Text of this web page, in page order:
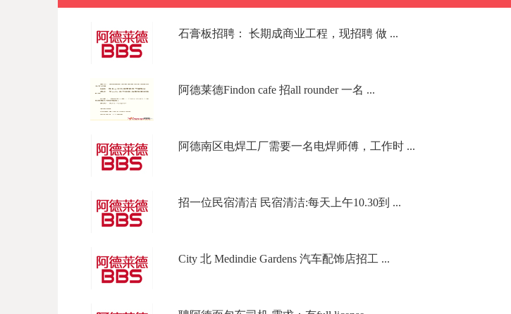
石膏板招聘： 长期成商业工程，现招聘 做 ...
阿德莱德Findon cafe 招all rounder 一名 ...
阿德南区电焊工厂需要一名电焊师傅，工作时 ...
招一位民宿清洁 民宿清洁:每天上午10.30到 ...
City 北 Medindie Gardens 汽车配饰店招工 ...